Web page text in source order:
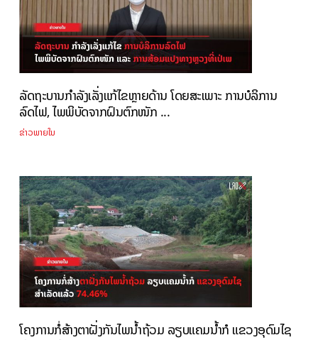
ລັດຖະບານກຳລັງເລັ່ງແກ້ໄຂຫຼາຍດ້ານ ໂດຍສະເພາະ ການບໍລິການ
ລົດໄຟ, ໄພພິບັດຈາກຝົນຕົກໜັກ ...
ຂ່າວພາຍໃນ
ໂຄງການກໍ່ສ້າງຕາຝັ່ງກັນໄພນ້ຳຖ້ວມ ລຽບແຄມນ້ຳກໍ ແຂວງອຸດົມໄຊ